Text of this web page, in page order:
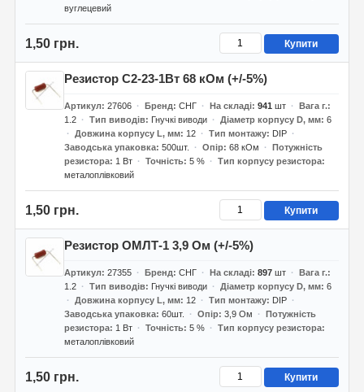
вуглецевий
1,50 грн. Купити
Резистор С2-23-1Вт 68 кОм (+/-5%)
Артикул 27606 Бренд СНГ На складі 941 шт
Вага г.
1.2
Тип виводів Гнучкі виводи Діаметр корпусу D, мм 6
Довжина корпусу L, мм
12 Тип монтажу
DIP
Заводська упаковка 500шт. Опір 68 кОм
Потужність
резистора
1 Вт Точність 5 %
Тип корпусу резистора
металоплівковий
1,50 грн. Купити
Резистор ОМЛТ-1 3,9 Ом (+/-5%)
Артикул 27355 Бренд СНГ На складі 897шт
Вага г.
1.2
Тип виводів Гнучкі виводи Діаметр корпусу D, мм 6
Довжина корпусу L, мм
12 Тип монтажу
DIP
Заводська упаковка 60шт. Опір 3,9 Ом
Потужність
резистора
1 Вт Точність 5 %
Тип корпусу резистора
металоплівковий
1,50 грн. Купити